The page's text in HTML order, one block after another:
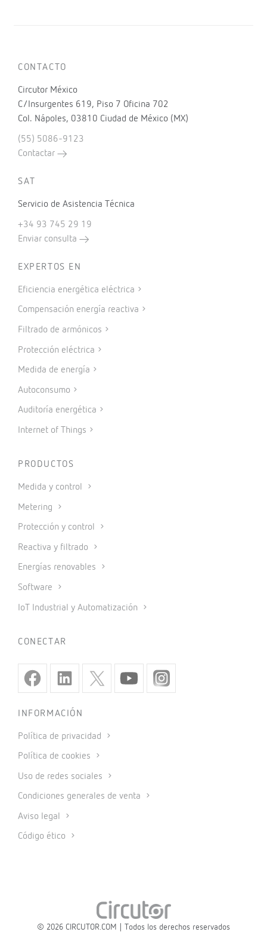
CONTACTO
Circutor México
C/Insurgentes 619, Piso 7 Oficina 702
Col. Nápoles, 03810 Ciudad de México (MX)
(55) 5086-9123
Contactar
SAT
Servicio de Asistencia Técnica
+34 93 745 29 19
Enviar consulta
EXPERTOS EN
Eficiencia energética eléctrica
Compensación energía reactiva
Filtrado de armónicos
Protección eléctrica
Medida de energía
Autoconsumo
Auditoría energética
Internet of Things
PRODUCTOS
Medida y control
Metering
Protección y control
Reactiva y filtrado
Energías renovables
Software
IoT Industrial y Automatización
CONECTAR
INFORMACIÓN
Política de privacidad
Política de cookies
Uso de redes sociales
Condiciones generales de venta
Aviso legal
Código ético
© 2026 CIRCUTOR.COM | Todos los derechos reservados